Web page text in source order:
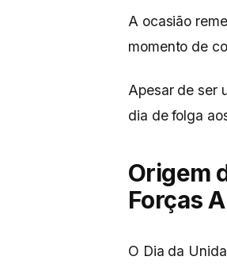
A ocasião
momento de
Apesar de ser
dia de folga
Origem
Forças
O Dia da